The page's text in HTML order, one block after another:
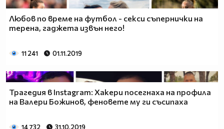
Любов по време на футбол - секси съпернички на
терена, гаджета извън него!
11 241 01.11.2019
Трагедия в Instagram: Хакери посегнаха на профила
на Валери Божинов, феновете му ги съсипаха
14 732 31.10.2019